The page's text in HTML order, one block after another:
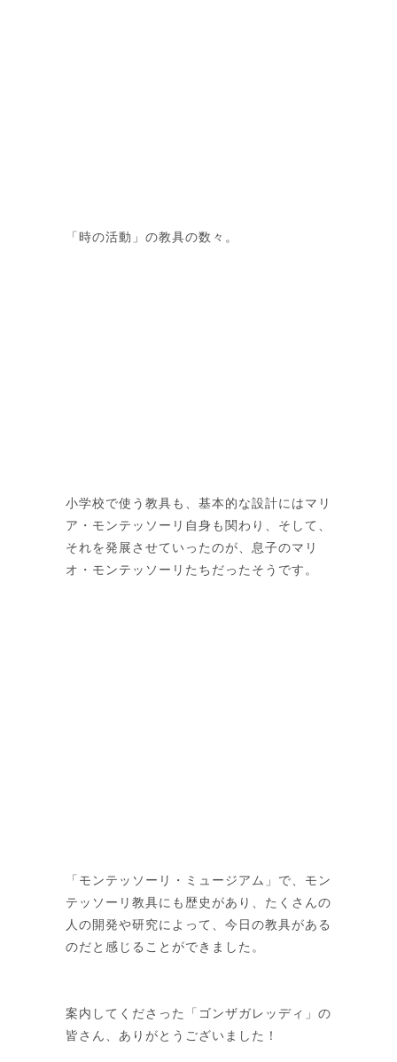
「時の活動」の教具の数々。
小学校で使う教具も、基本的な設計にはマリ
ア・モンテッソーリ自身も関わり、そして、
それを発展させていったのが、息子のマリ
オ・モンテッソーリたちだったそうです。
「モンテッソーリ・ミュージアム」で、モン
テッソーリ教具にも歴史があり、たくさんの
人の開発や研究によって、今日の教具がある
のだと感じることができました。
案内してくださった「ゴンザガレッディ」の
皆さん、ありがとうございました！